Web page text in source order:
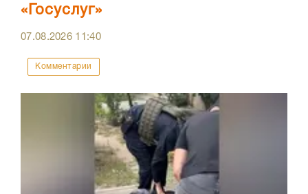
«Госуслуг»
07.08.2026 11:40
Комментарии